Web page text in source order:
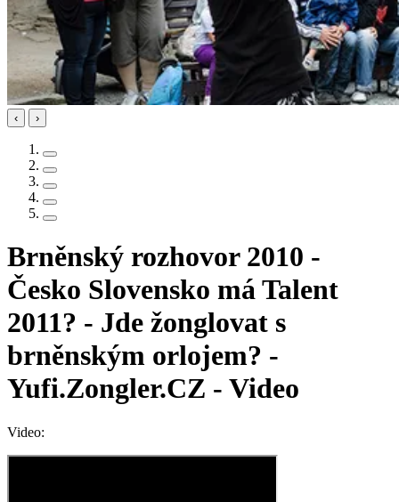
‹ ›
Brněnský rozhovor 2010 -
Česko Slovensko má Talent
2011? - Jde žonglovat s
brněnským orlojem? -
Yufi.Zongler.CZ - Video
Video: